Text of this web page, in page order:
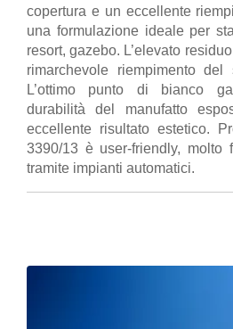
copertura e un eccellente
una formulazione ideale per
resort, gazebo. L’elevato
rimarchevole riempimento del
L’ottimo punto di bianco
durabilità del manufatto
eccellente risultato estetico.
3390/13 è user-friendly, molto
tramite impianti automatici.